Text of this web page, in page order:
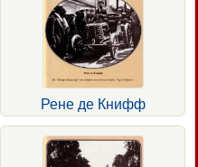
Рене де Книфф